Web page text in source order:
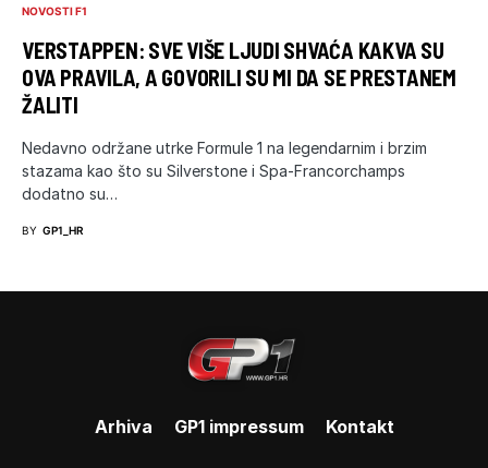
NOVOSTI F1
VERSTAPPEN: SVE VIŠE LJUDI SHVAĆA KAKVA SU
OVA PRAVILA, A GOVORILI SU MI DA SE PRESTANEM
ŽALITI
Nedavno održane utrke Formule 1 na legendarnim i brzim
stazama kao što su Silverstone i Spa-Francorchamps
dodatno su…
BY GP1_HR
Arhiva GP1 impressum Kontakt